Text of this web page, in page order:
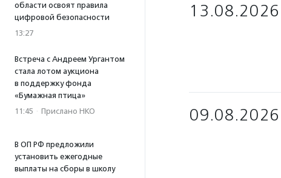
области освоят правила
цифровой безопасности
13:27
Встреча с Андреем Ургантом
стала лотом аукциона
в поддержку фонда
«Бумажная птица»
11:45 · Прислано НКО
В ОП РФ предложили
установить ежегодные
выплаты на сборы в школу
13.08.2026
09.08.2026